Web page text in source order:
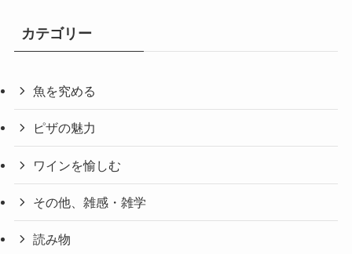
カテゴリー
魚を究める
ピザの魅力
ワインを愉しむ
その他、雑感・雑学
読み物